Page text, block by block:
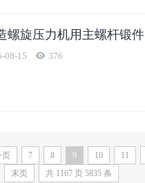
螺旋压力机用主螺杆锻件
08-15 376
页 7 8 9 10 11
末页
共 1167 页 5835 条